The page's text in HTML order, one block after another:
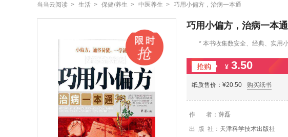
当当云阅读 > 生活 > 保健/养生 > 中医养生 > 巧用小偏方，治病一本通
巧用小偏方，治病一本通
* 本书收集数安全、经典、实用小
用均能因地、因时制宜，所列偏方体
抢购 ¥ 3.50
纸质售价：¥20.50 购买纸书
作 者： 薛磊
出 版 社： 天津科学技术出版社